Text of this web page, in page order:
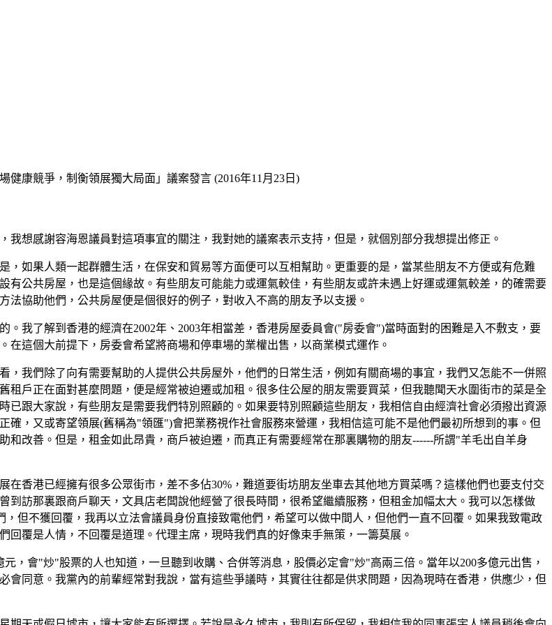
健康競爭，制衡領展獨大局面」議案發言 (2016年11月23日)
想感謝容海恩議員對這項事宜的關注，我對她的議案表示支持，但是，就個別部分我想提出修正。
如果人類一起群體生活，在保安和貿易等方面便可以互相幫助。更重要的是，當某些朋友不方便或有危難
公共房屋，也是這個緣故。有些朋友可能能力或運氣較佳，有些朋友或許未遇上好運或運氣較差，的確需要
協助他們，公共房屋便是個很好的例子，對收入不高的朋友予以支援。
我了解到香港的經濟在2002年、2003年相當差，香港房屋委員會("房委會")當時面對的困難是入不敷支，要
這個大前提下，房委會希望將商場和停車場的業權出售，以商業模式運作。
我們除了向有需要幫助的人提供公共房屋外，他們的日常生活，例如有關商場的事宜，我們又怎能不一併照
戶正在面對甚麼問題，便是經常被迫遷或加租。很多住公屋的朋友需要買菜，但我聽聞天水圍街市的菜是全
跟大家說，有些朋友是需要我們特別照顧的。如果要特別照顧這些朋友，我相信自由經濟社會必須撥出資源
，又或寄望領展(舊稱為"領匯")會把業務視作社會服務來營運，我相信這可能不是他們最初所想到的事。但
改善。但是，租金如此昂貴，商戶被迫遷，而真正有需要經常在那裏購物的朋友------所謂"羊毛出自羊身
香港已經擁有很多公眾街市，差不多佔30%，難道要街坊朋友坐車去其他地方買菜嗎？這樣他們也要支付交
訪那裏跟商戶聊天，文具店老闆說他經營了很長時間，很希望繼續服務，但租金加幅太大。我可以怎樣做
但不獲回覆，我再以立法會議員身份直接致電他們，希望可以做中間人，但他們一直不回覆。如果我致電政
覆是人情，不回覆是道理。代理主席，現時我們真的好像束手無策，一籌莫展。
，會"炒"股票的人也知道，一旦聽到收購、合併等消息，股價必定會"炒"高兩三倍。當年以200多億元出售，
同意。我黨內的前輩經常對我說，當有這些爭議時，其實往往都是供求問題，因為現時在香港，供應少，但